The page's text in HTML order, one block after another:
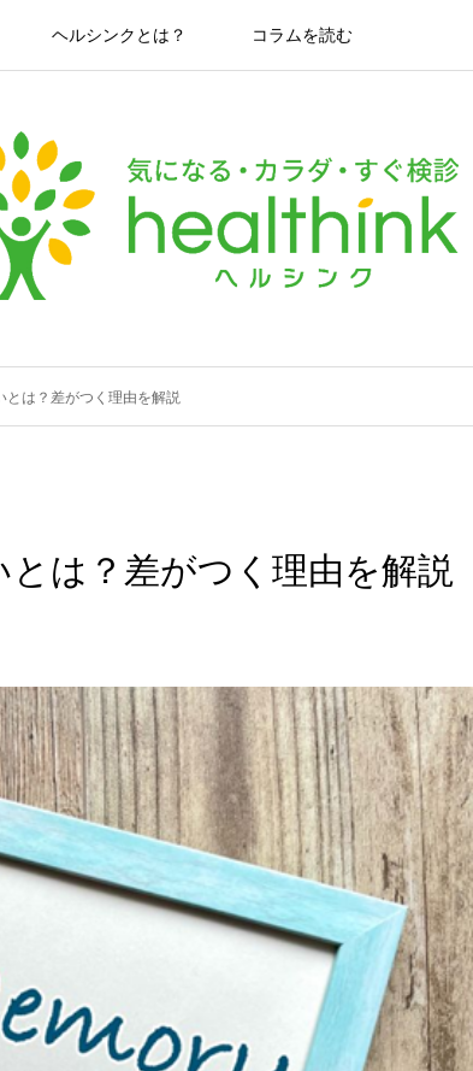
ヘルシンクとは？ コラムを読む
とは？差がつく理由を解説
は？差がつく理由を解説